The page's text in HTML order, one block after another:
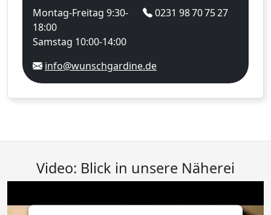
Montag-Freitag 9:30-
18:00
Samstag 10:00-14:00
0231 98 70 75 27
info@wunschgardine.de
Video: Blick in unsere Näherei